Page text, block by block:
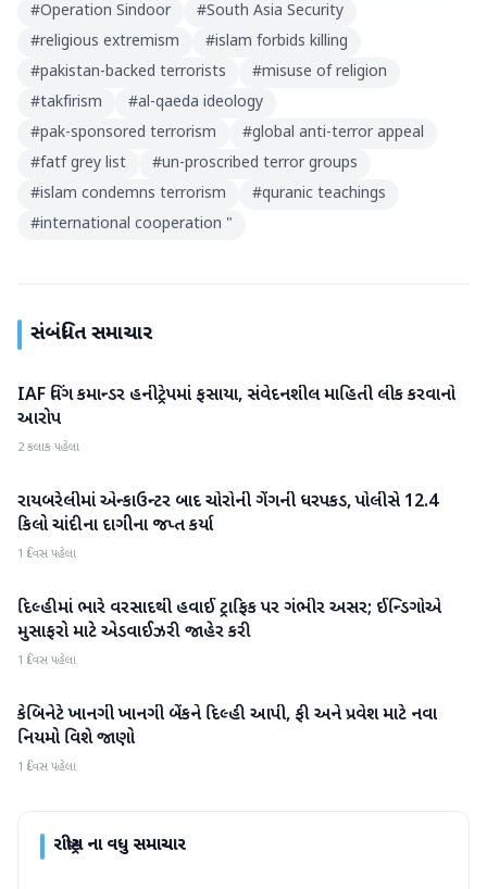
#Operation Sindoor #South Asia Security
#religious extremism #islam forbids killing
#pakistan-backed terrorists #misuse of religion
#takfirism #al-qaeda ideology
#pak-sponsored terrorism #global anti-terror appeal
#fatf grey list #un-proscribed terror groups
#islam condemns terrorism #quranic teachings
#international cooperation "
સંબંધિત સમાચાર
રાષ્ટ્રીય
IAF વિંગ કમાન્ડર હનીટ્રેપમાં ફસાયા, સંવેદનશીલ માહિતી લીક કરવાનો
આરોપ
2 કલાક પહેલા
રાષ્ટ્રીય
રાયબરેલીમાં એન્કાઉન્ટર બાદ ચોરોની ગેંગની ધરપકડ, પોલીસે 12.4
કિલો ચાંદીના દાગીના જપ્ત કર્યા
1 દિવસ પહેલા
રાષ્ટ્રીય
દિલ્હીમાં ભારે વરસાદથી હવાઈ ટ્રાફિક પર ગંભીર અસર; ઈન્ડિગોએ
મુસાફરો માટે એડવાઈઝરી જાહેર કરી
1 દિવસ પહેલા
રાષ્ટ્રીય
કેબિનેટે ખાનગી ખાનગી બેંકને દિલ્હી આપી, ફી અને પ્રવેશ માટે નવા
નિયમો વિશે જાણો
1 દિવસ પહેલા
રાષ્ટ્રીયના વધુ સમાચાર